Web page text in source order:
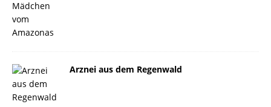
Arznei aus dem Regenwald